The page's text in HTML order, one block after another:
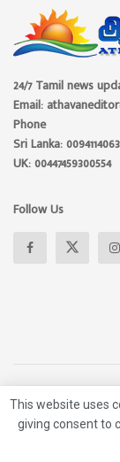
24/7 Tamil news
Email:
Phone
Sri Lanka:
UK: 00447459300554
Follow Us
About
© 2026 Athavan
This website uses
giving consent to